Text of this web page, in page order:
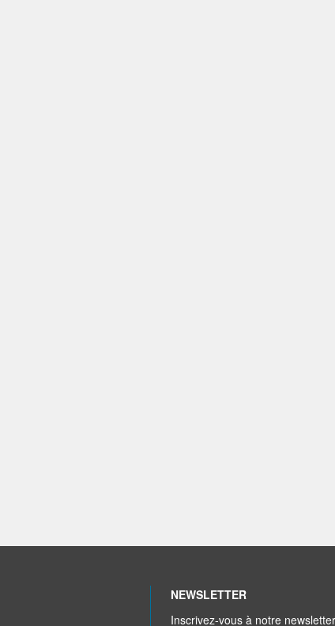
NEWSLETTER
Inscrivez-vous à notre newsletter